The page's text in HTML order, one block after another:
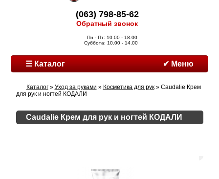
(063) 798-85-62
Обратный звонок
Пн - Пт: 10.00 - 18.00
Суббота: 10.00 - 14.00
☰ Каталог ✔ Меню
Каталог» Уход за руками » Косметика для рук» Caudalie Крем
для рук и ногтей КОДАЛИ
Caudalie Крем для рук и ногтей КОДАЛИ